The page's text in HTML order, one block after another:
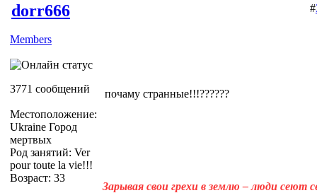
dorr666
Members
3771 сообщений
Местоположение:
Ukraine Город
мертвых
Род занятий: Ver
pour toute la vie!!!
Возраст: 33
#
почаму странные!!!??????
Зарывая свои грехи в землю – люди сеют